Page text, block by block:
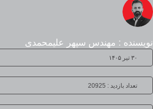
نویسنده : مهندس سپهر علیمحمدی
۳۰ تیر ۱۴۰۵
تعداد بازدید : 20925